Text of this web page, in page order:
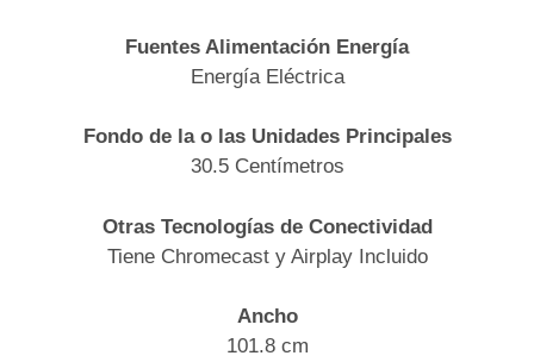
Fuentes Alimentación Energía
Energía Eléctrica
Fondo de la o las Unidades Principales
30.5 Centímetros
Otras Tecnologías de Conectividad
Tiene Chromecast y Airplay Incluido
Ancho
101.8 cm